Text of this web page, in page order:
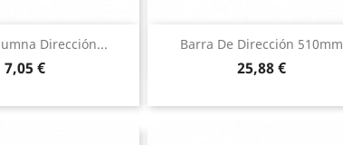
Dirección...
Precio
7,05 €
rápida Barra De Dirección 510mm
Precio
25,88 €
Vista rápida